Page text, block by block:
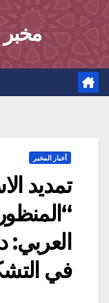
أخبار المخبر
تمديد
العربي:
في